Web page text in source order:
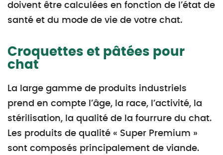
doivent être calculées en fonction de l’état de
santé et du mode de vie de votre chat.
Croquettes et pâtées pour
chat
La large gamme de produits industriels
prend en compte l’âge, la race, l’activité, la
stérilisation, la qualité de la fourrure du chat.
Les produits de qualité « Super Premium »
sont composés principalement de viande.